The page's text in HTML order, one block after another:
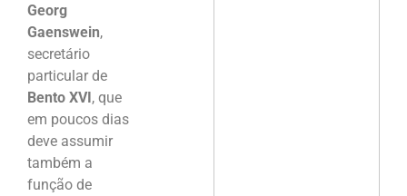
Georg
Gaenswein,
secretário
particular de
Bento XVI, que
em poucos dias
deve assumir
também a
função de